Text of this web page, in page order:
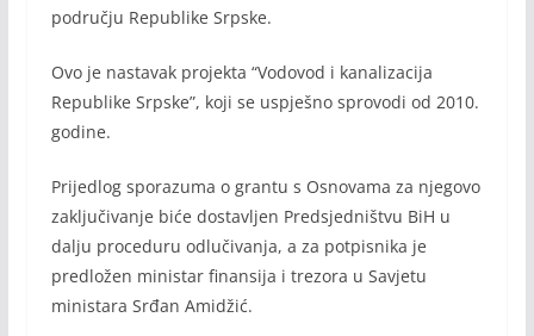
području Republike Srpske.
Ovo je nastavak projekta “Vodovod i kanalizacija
Republike Srpske”, koji se uspješno sprovodi od 2010.
godine.
Prijedlog sporazuma o grantu s Osnovama za njegovo
zaključivanje biće dostavljen Predsjedništvu BiH u
dalju proceduru odlučivanja, a za potpisnika je
predložen ministar finansija i trezora u Savjetu
ministara Srđan Amidžić.